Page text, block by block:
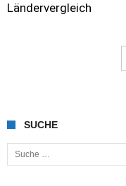
Ländervergleich
SUCHE
Suche nach: